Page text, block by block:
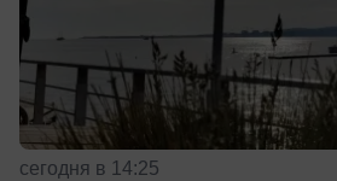
сегодня в 14:25